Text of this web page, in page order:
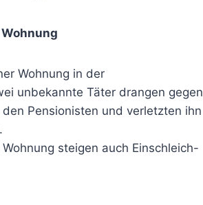
Wohnung in der
unbekannte Täter drangen gegen
Pensionisten und verletzten ihn
steigen auch Einschleich-